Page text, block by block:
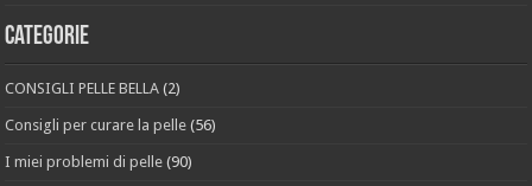
Categorie
CONSIGLI PELLE BELLA (2)
Consigli per curare la pelle (56)
I miei problemi di pelle (90)